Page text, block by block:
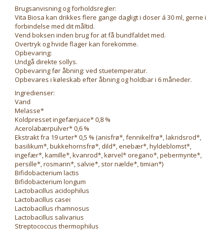
Brugsanvisning og forholdsregler:
Vita Biosa kan drikkes flere gange dagligt i doser á 30 ml, gerne i
forbindelse med dit måltid.
Vend boksen inden brug for at få bundfaldet med.
Overtryk og hvide flager kan forekomme.
Opbevaring:
Undgå direkte sollys.
Opbevaring før åbning: ved stuetemperatur.
Opbevares i køleskab efter åbning og holdbar i 6 måneder.
Ingredienser:
Vand
Melasse*
Koldpresset ingefærjuice* 0,8 %
Acerolabærpulver* 0,6 %
Ekstrakt fra 19 urter* 0,5 % (anisfrø*, fennikelfrø*, lakridsrod*,
basilikum*, bukkehornsfrø*, dild*, enebær*, hyldeblomst*,
ingefær*, kamille*, kvanrod*, kørvel* oregano*, pebermynte*,
persille*, rosmarin*, salvie*, stor nælde*, timian*)
Bifidobacterium lactis
Bifidobacterium longum
Lactobacillus acidophilus
Lactobacillus casei
Lactobacillus rhamnosus
Lactobacillus salivarius
Streptococcus thermophilus